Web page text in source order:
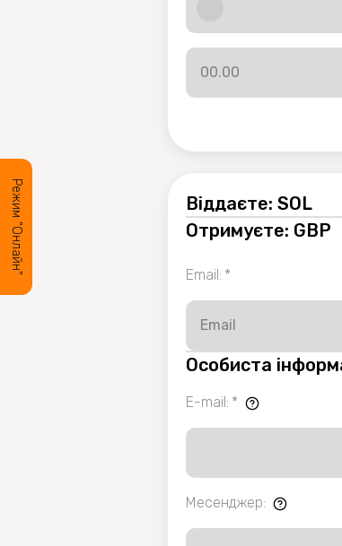
Віддаєте: SOL
Отримуєте: GBP
Email: *
Особиста
E-mail: *
Месенджер:
Режим "Онлайн"